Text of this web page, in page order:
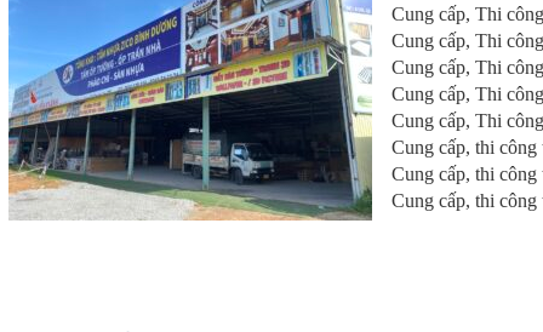
Cung cấp, Thi
Cung cấp, Thi
Cung cấp, Thi
Cung cấp, Thi
Cung cấp, Thi
Cung cấp, thi
Cung cấp, thi
Cung cấp, thi